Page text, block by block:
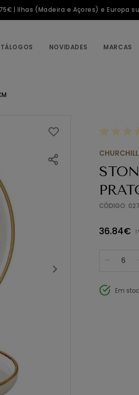
| Ilhas (Madeira e Açores) e Europa
NOVIDADES MARCAS
CHURCHILL
CÓDIGO:
36.84€
Em